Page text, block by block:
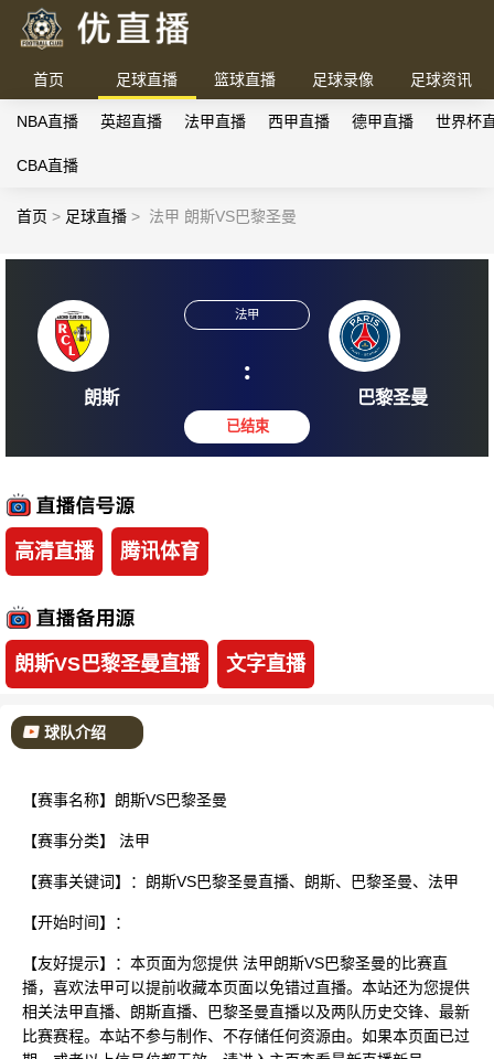
首页 足球直播 篮球直播 足球录像 足球资讯
NBA直播 英超直播 法甲直播 西甲直播 德甲直播 世界杯
CBA直播
首页 > 足球直播 > 法甲 朗斯VS巴黎圣曼
:
高清直播 腾讯体育
朗斯VS巴黎圣曼直播 文字直播
球队介绍
【赛事名称】朗斯VS巴黎圣曼
【赛事分类】 法甲
【赛事关键词】：朗斯VS巴黎圣曼直播、朗斯、巴黎圣曼、法甲
【开始时间】：
【友好提示】：本页面为您提供 法甲朗斯VS巴黎圣曼的比赛直
播，喜欢法甲可以提前收藏本页面以免错过直播。本站还为您提供
相关法甲直播、朗斯直播、巴黎圣曼直播以及两队历史交锋、最新
比赛赛程。本站不参与制作、不存储任何资源由。如果本页面已过